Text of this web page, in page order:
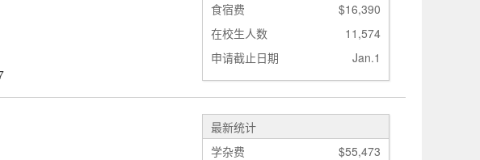
食宿费
$16,390
在校生人数
11,574
申请截止日期
Jan.1
最新统计
学杂费
$55,473